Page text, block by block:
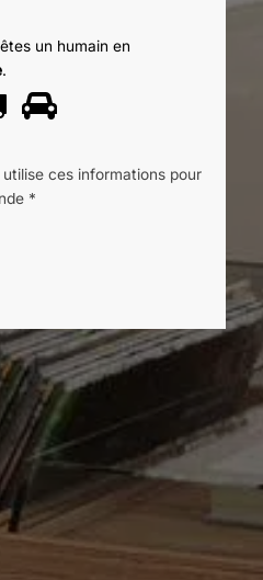
un humain en
.
vous
voiture.
ces informations pour
*